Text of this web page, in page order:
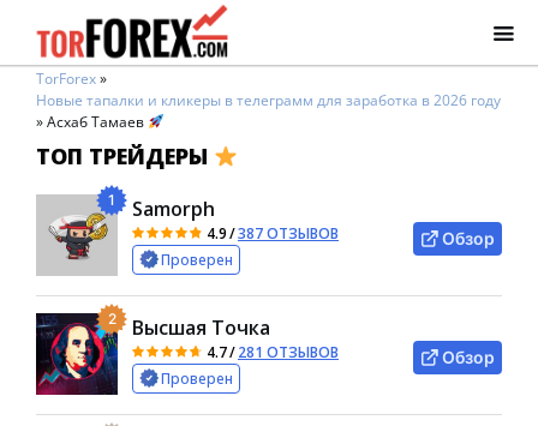
TorForex»
Новые тапалки и кликеры в телеграмм для заработка в 2026 году
»Асхаб Тамаев
ТОП ТРЕЙДЕРЫ
1 Samorph
4.9/387 ОТЗЫВОВ
Проверен
Обзор
2 Высшая Точка
4.7/281 ОТЗЫВОВ
Проверен
Обзор